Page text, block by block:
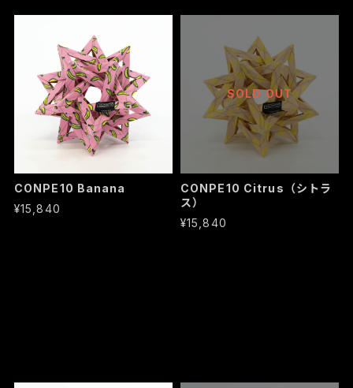
CONPE10 Banana
¥15,840
SOLD OUT
CONPE10 Citrus（シトラ
ス）
¥15,840